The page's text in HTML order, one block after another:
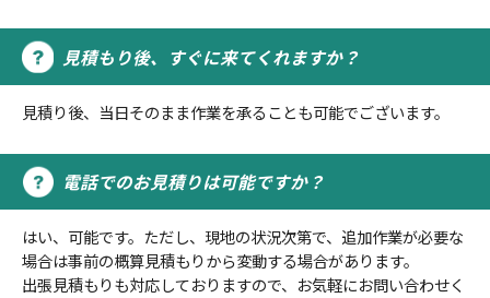
見積もり後、すぐに来てくれますか？
見積り後、当日そのまま作業を承ることも可能でございます。
電話でのお見積りは可能ですか？
はい、可能です。ただし、現地の状況次第で、追加作業が必要な
場合は事前の概算見積もりから変動する場合があります。
出張見積もりも対応しておりますので、お気軽にお問い合わせく